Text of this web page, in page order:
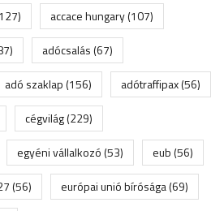
accace hungary(107)
adócsalás(67)
adó szaklap(156) adótraffipax(56)
cégvilág(229)
egyéni vállalkozó(53) eub(56)
(56) európai unió bírósága(69)